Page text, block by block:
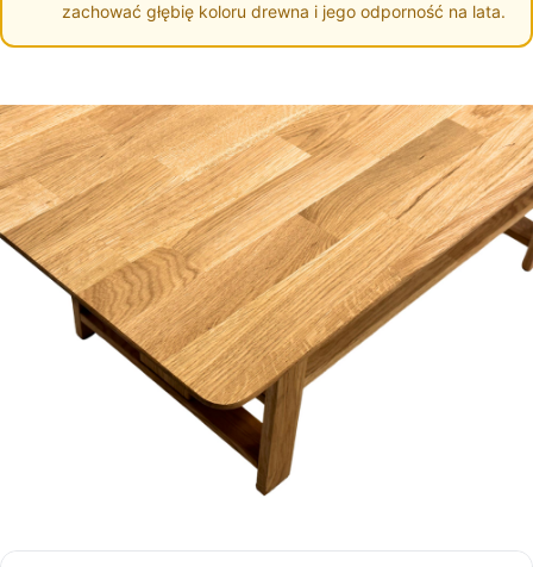
zachować głębię koloru drewna i jego odporność na lata.